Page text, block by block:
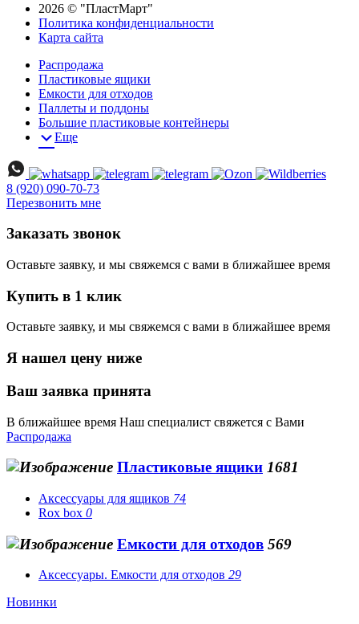
2026 © "ПластМарт"
Политика конфиденциальности
Карта сайта
Распродажа
Пластиковые ящики
Емкости для отходов
Паллеты и поддоны
Большие пластиковые контейнеры
Еще
8 (920) 090-70-73
Перезвонить мне
Заказать звонок
Оставьте заявку, и мы свяжемся с вами в ближайшее время
Купить в 1 клик
Оставьте заявку, и мы свяжемся с вами в ближайшее время
Я нашел цену ниже
Ваш заявка принята
В ближайшее время Наш специалист свяжется с Вами
Распродажа
Пластиковые ящики 1681
Аксессуары для ящиков 74
Rox box 0
Емкости для отходов 569
Аксессуары. Емкости для отходов 29
Новинки